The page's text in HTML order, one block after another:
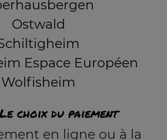
Ostwald
Espace Européen
Wolfisheim
Le choix du paiement
en ligne ou à la